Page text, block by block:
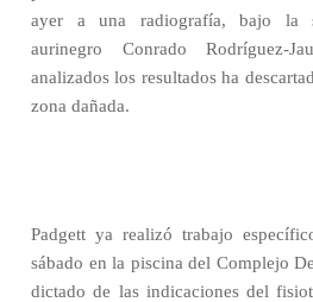
ayer a una radiografía, bajo la
aurinegro Conrado Rodríguez-
analizados los resultados ha
zona dañada.
Padgett ya realizó trabajo
sábado en la piscina del Complejo
dictado de las indicaciones del